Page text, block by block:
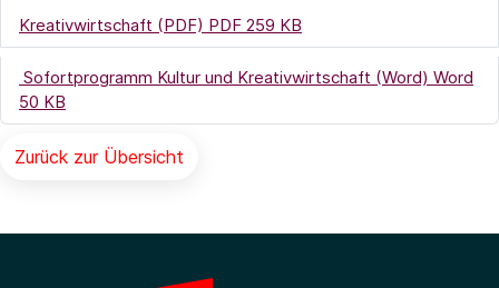
Kreativwirtschaft (PDF) (Link öffnet ein neues Fenster)
PDF 259 KB
Sofortprogramm Kultur und Kreativwirtschaft (Word) (Link
Word
50 KB
Zurück zur Übersicht